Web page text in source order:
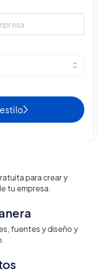
para crear y
tu empresa.
fuentes y diseño y